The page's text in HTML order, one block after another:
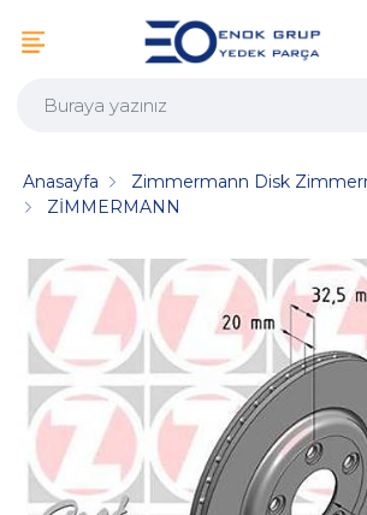
Anasayfa
Zimmermann Disk
ZİMMERMANN